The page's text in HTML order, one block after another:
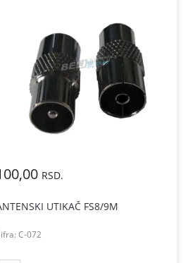
RSD.
UTIKAČ FS8/9M
C-072